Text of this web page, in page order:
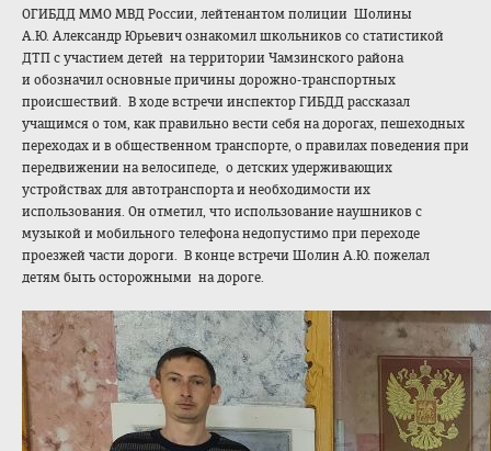
ОГИБДД ММО МВД России, лейтенантом полиции Шолины
А.Ю. Александр Юрьевич ознакомил школьников со статистикой
ДТП с участием детей на территории Чамзинского района
и обозначил основные причины дорожно-транспортных
происшествий. В ходе встречи инспектор ГИБДД рассказал
учащимся о том, как правильно вести себя на дорогах, пешеходных
переходах и в общественном транспорте, о правилах поведения при
передвижении на велосипеде, о детских удерживающих
устройствах для автотранспорта и необходимости их
использования. Он отметил, что использование наушников с
музыкой и мобильного телефона недопустимо при переходе
проезжей части дороги. В конце встречи Шолин А.Ю. пожелал
детям быть осторожными на дороге.